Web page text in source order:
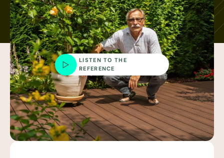
LISTEN TO THE
REFERENCE